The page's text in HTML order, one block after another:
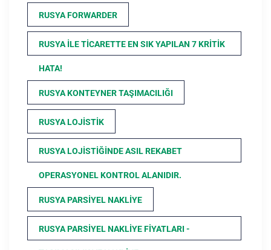
RUSYA FORWARDER
RUSYA ILE TICARETTE EN SIK YAPILAN 7 KRITIK
HATA!
RUSYA KONTEYNER TAŞIMACILIĞI
RUSYA LOJISTIK
RUSYA LOJISTIĞINDE ASIL REKABET
OPERASYONEL KONTROL ALANIDIR.
RUSYA PARSIYEL NAKLIYE
RUSYA PARSIYEL NAKLIYE FIYATLARI -